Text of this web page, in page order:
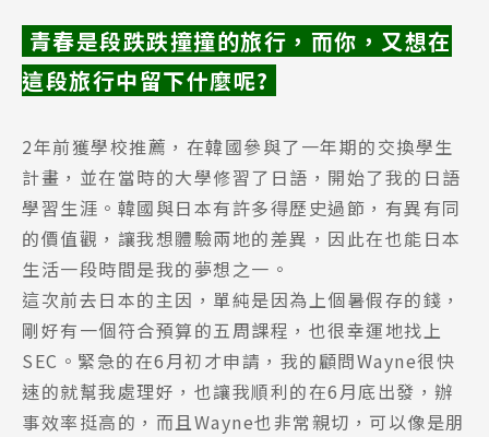
青春是段跌跌撞撞的旅行，而你，又想在
這段旅行中留下什麼呢?
2年前獲學校推薦，在韓國參與了一年期的交換學生
計畫，並在當時的大學修習了日語，開始了我的日語
學習生涯。韓國與日本有許多得歷史過節，有異有同
的價值觀，讓我想體驗兩地的差異，因此在也能日本
生活一段時間是我的夢想之一。
這次前去日本的主因，單純是因為上個暑假存的錢，
剛好有一個符合預算的五周課程，也很幸運地找上
SEC。緊急的在6月初才申請，我的顧問Wayne很快
速的就幫我處理好，也讓我順利的在6月底出發，辦
事效率挺高的，而且Wayne也非常親切，可以像是朋